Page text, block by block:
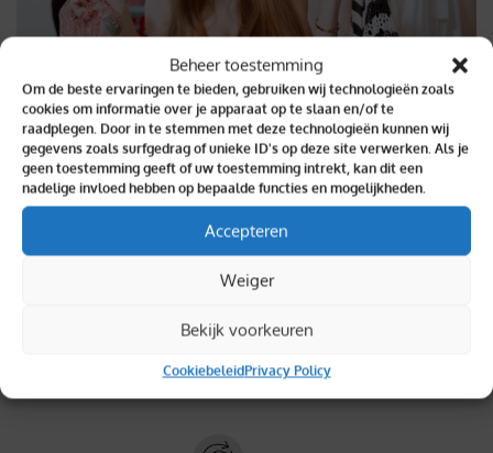
Beheer toestemming
Om de beste ervaringen te bieden, gebruiken wij technologieën zoals
cookies om informatie over je apparaat op te slaan en/of te
raadplegen. Door in te stemmen met deze technologieën kunnen wij
gegevens zoals surfgedrag of unieke ID's op deze site verwerken. Als je
geen toestemming geeft of uw toestemming intrekt, kan dit een
nadelige invloed hebben op bepaalde functies en mogelijkheden.
Accepteren
Weiger
Bekijk voorkeuren
CookiebeleidPrivacy Policy
Binnen 2 dagen geleverd
Topkwaliteit verzekerd